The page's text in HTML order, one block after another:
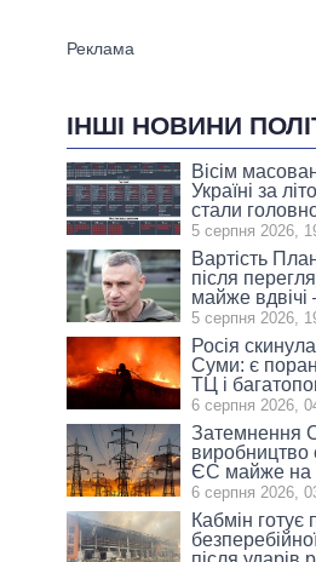
ІНШІ НОВИНИ
Вісім
Україні за
стали
5 серпня 2026,
Вартість
після
майже вдвічі
5 серпня 2026,
Росія
Суми: є
ТЦ і
6 серпня 2026,
Затемнення
виробництво
ЄС майже на
6 серпня 2026,
Кабмін готує